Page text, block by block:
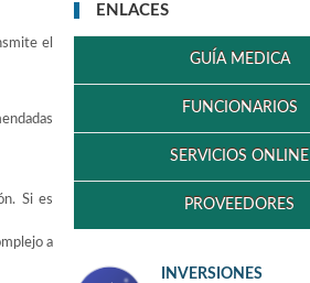
el
Si es
a
ENLACES
GUÍA MEDICA
FUNCIONARIOS
SERVICIOS ONLINE
PROVEEDORES
INVERSIONES